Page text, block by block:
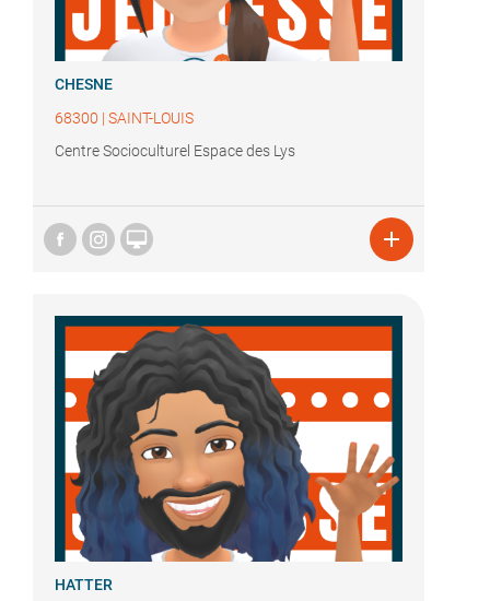
CHESNE
68300 | SAINT-LOUIS
Centre Socioculturel Espace des Lys
 
HATTER